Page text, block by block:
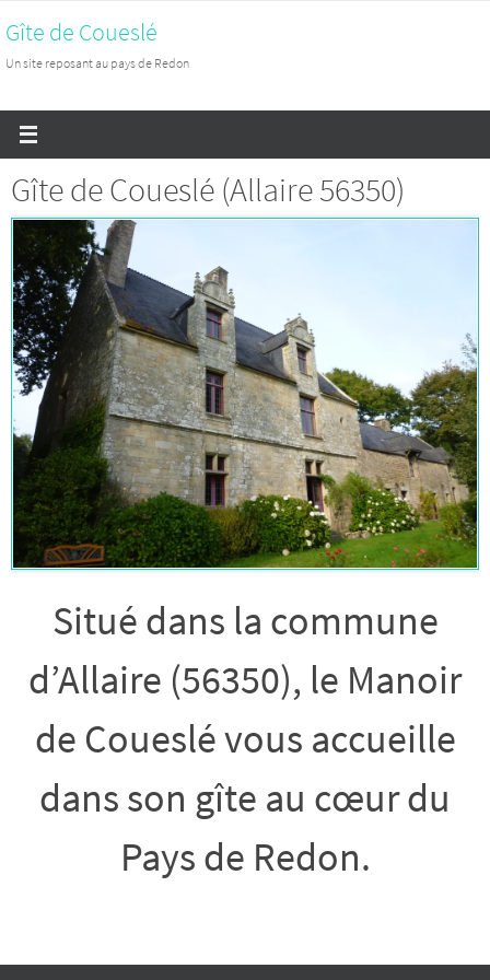
vers
le
Gîte de Coueslé
Un site reposant au pays de Redon
Gîte de Coueslé (Allaire 56350)
Situé dans la commune
d’Allaire (56350), le Manoir
de Coueslé vous accueille
dans son gîte au cœur du
Pays de Redon.